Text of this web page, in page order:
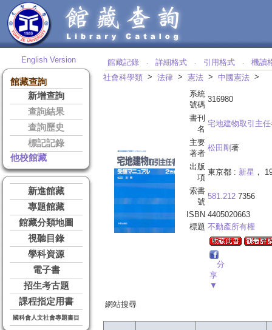
English Version
館藏查詢
新增查詢
查詢結果
查詢歷史
標記記錄
他校館藏
新進館藏
專題館藏
館藏分類地圖
視聽目錄
學科資源
電子書
招生考古題
課程指定用書
國科會人文社會專題書目
館藏記錄 ‧ 詳細格式 ‧ 引用格式 ‧
機讀
社會科學類 > 法律 > 憲法 > 中國憲法 >
系統
號碼
316980
書刊
名
宅地建物取引主
主要
著者
松田剛 著
出版
項
東京都 : 新星 ，
索書
號
581.212 7356
ISBN 4405020663
標題 不動產所有權
分
享
▼
網站搜尋